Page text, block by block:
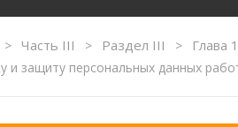
> Часть III > Раздел III > Глава
и защиту персональных данных